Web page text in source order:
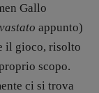
Gallo
appunto)
il gioco, risolto
scopo.
ci si trova